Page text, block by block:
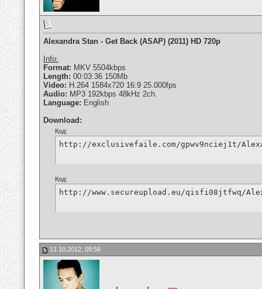
Alexandra Stan - Get Back (ASAP) (2011) HD 720p
Info:
Format: MKV 5504kbps
Length: 00:03:36 150Mb
Video: H.264 1584x720 16:9 25.000fps
Audio: MP3 192kbps 48kHz 2ch.
Language: English
Download:
Код:
http://exclusivefaile.com/gpwv9nciej1t/
Код:
http://www.secureupload.eu/qisfi08jtfwq/
11.10.2012, 09:56